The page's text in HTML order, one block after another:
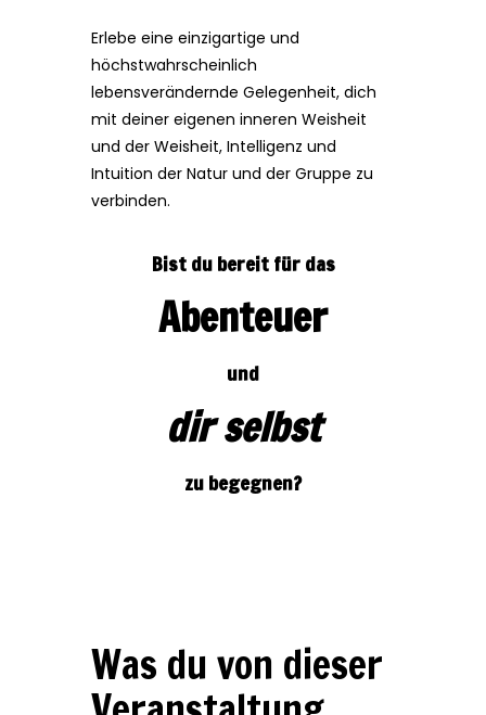
Erlebe eine einzigartige und
höchstwahrscheinlich
lebensverändernde Gelegenheit, dich
mit deiner eigenen inneren Weisheit
und der Weisheit, Intelligenz und
Intuition der Natur und der Gruppe zu
verbinden.
Bist du bereit für das
Abenteuer
und
dir selbst
zu begegnen?
Was du von dieser